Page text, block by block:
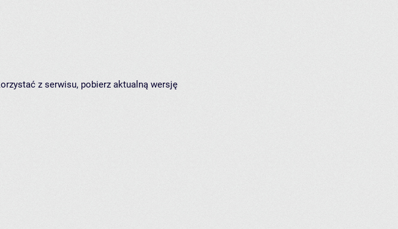
z serwisu, pobierz aktualną wersję